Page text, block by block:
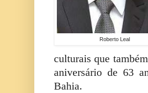
Roberto Leal
culturais que
aniversário de 63
Bahia.